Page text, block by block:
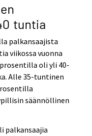
tuntia
palkansaajista
viikossa vuonna
oli yli 40-
Alle 35-tuntinen
säännöllinen
palkansaajia